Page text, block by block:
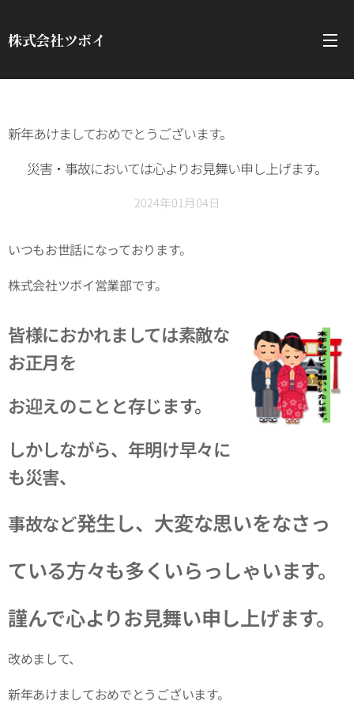
株式会社ツボイ
新年あけましておめでとうございます。
災害・事故においては心よりお見舞い申し上げます。
2024年01月04日
いつもお世話になっております。
株式会社ツボイ営業部です。
皆様におかれましては素敵な
お正月を
お迎えのことと存じます。
しかしながら、年明け早々に
も災害、
事故など発生し、大変な思いをなさっ
ている方々も多くいらっしゃいます。
謹んで心よりお見舞い申し上げます。
改めまして、
新年あけましておめでとうございます。